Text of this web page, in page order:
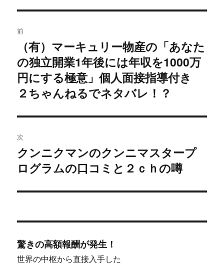
稿
ナ
ビ
シ
ョ
ン
前
過
去
の
投
（有）マーキュリー物産の「あなた
の独立開業1年後には年収を1000万
円にする極意」個人面接指導付き
２ちゃんねるでネタバレ！？
次
次
の
稿:
クンニクマンのクンニマスタープ
ログラムの口コミと２ｃｈの噂
驚きの高額報酬が発生！
世界の中枢から直接入手した